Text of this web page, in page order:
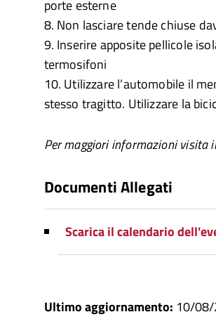
porte esterne
8. Non lasciare tende chiuse
9. Inserire apposite pellicole
termosifoni
10. Utilizzare l’automobile il
stesso tragitto. Utilizzare la
Per maggiori informazioni visita
Documenti Allegati
Scarica il calendario
Ultimo aggiornamento: 10/08/